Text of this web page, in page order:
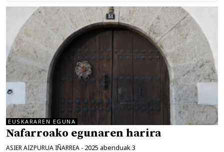
EUSKARAREN EGUNA
Nafarroako egunaren harira
ASIER AIZPURUA IÑARREA - 2025 abenduak 3